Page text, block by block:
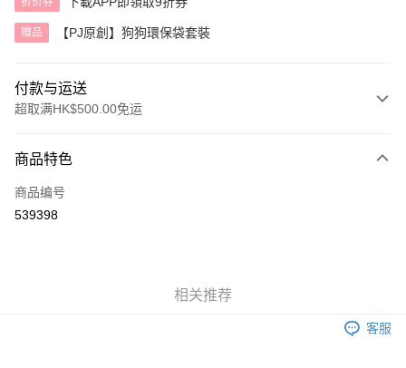
赠品 【PJ原創】狗狗環保袋套裝
付款与运送
超取满HK$500.00免运
信用卡
AlipayHK
每笔HK$40.00，满HK$500.00(含以上)免运费
商品特色
商品编号
539398
相关推荐
客服